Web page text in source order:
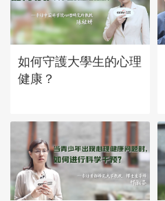
如何守護大學生的心理
健康？